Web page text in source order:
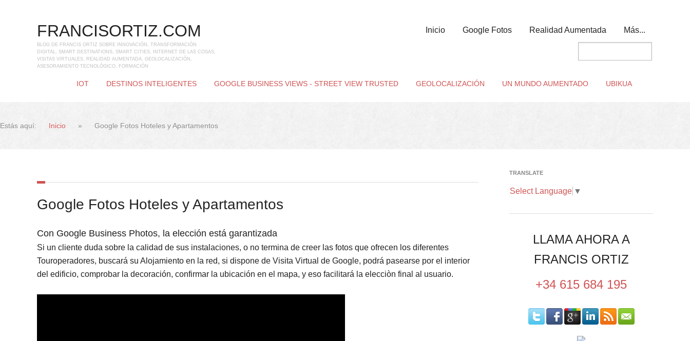
FRANCISORTIZ.COM
BLOG DE FRANCIS ORTIZ SOBRE INNOVACIÓN, TRANSFORMACIÓN
DIGITAL, SMART DESTINATIONS, SMART CITIES, INTERNET DE LAS COSAS,
VISITAS VIRTUALES, REALIDAD AUMENTADA, GEOLOCALIZACIÓN,
ASESORAMIENTO TECNOLÓGICO, FORMACIÓN
Inicio Google Fotos Realidad Aumentada Más...
IOT DESTINOS INTELIGENTES GOOGLE BUSINESS VIEWS - STREET VIEW TRUSTED GEOLOCALIZACIÓN UN MUNDO AUMENTADO UBIKUA
Estás aquí: Inicio » Google Fotos Hoteles y Apartamentos
Google Fotos Hoteles y Apartamentos
Con Google Business Photos, la e lección está garantizada
Si un cliente duda sobre la calidad de sus instalaciones, o no termina de creer las fotos que ofrecen los diferentes
Touroperadores, buscará su Alojamiento en la red, si dispone de Visita Virtual de Google, podrá pasearse por el interior
del edificio, comprobar la decoración, confirmar la ubicación en el mapa, y eso facilitará la elecciòn final al usuario.
TRANSLATE
Select Language ▼
LLAMA AHORA A
FRANCIS ORTIZ
+34 615 684 195